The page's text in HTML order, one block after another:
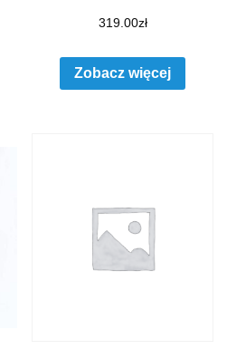
319.00zł
Zobacz więcej